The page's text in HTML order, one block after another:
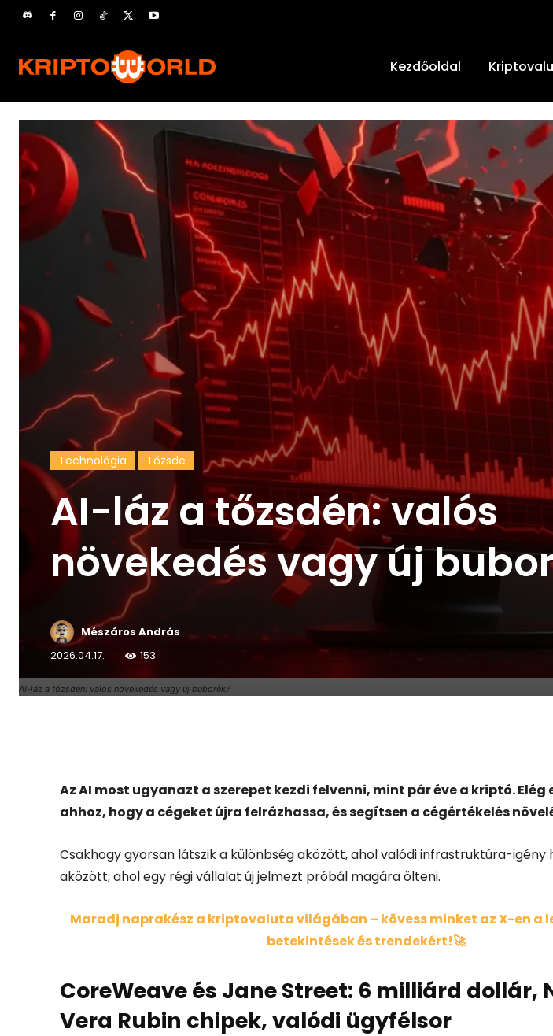
Kezdőoldal
AI-láz a tőzsdén: valós növekedés vagy új buborék?
Technológia Tőzsde
AI-láz a tőzsdén: valós
növekedés vagy új
Mészáros András
2026.04.17.
153
Az AI most ugyanazt a szerepet kezdi felvenni, mint pár éve a kriptó.
ahhoz, hogy a cégeket újra felrázhassa, és segítsen a cégértékelés
Csakhogy gyorsan látszik a különbség aközött, ahol valódi infrastruktúra-igény
aközött, ahol egy régi vállalat új jelmezt próbál magára ölteni.
Maradj naprakész a kriptovaluta világában – kövess minket az X-en a
betekintések és trendekért!🚀
CoreWeave és Jane Street: 6 milliárd dollár,
Vera Rubin chipek, valódi ügyfélsor